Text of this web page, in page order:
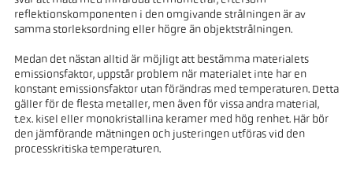
reflektionskomponenten i den omgivande strålningen är av
samma storleksordning eller högre än objektstrålningen.
Medan det nästan alltid är möjligt att bestämma materialets
emissionsfaktor, uppstår problem när materialet inte har en
konstant emissionsfaktor utan förändras med temperaturen. Detta
gäller för de flesta metaller, men även för vissa andra material,
t.ex. kisel eller monokristallina keramer med hög renhet. Här bör
den jämförande mätningen och justeringen utföras vid den
processkritiska temperaturen.